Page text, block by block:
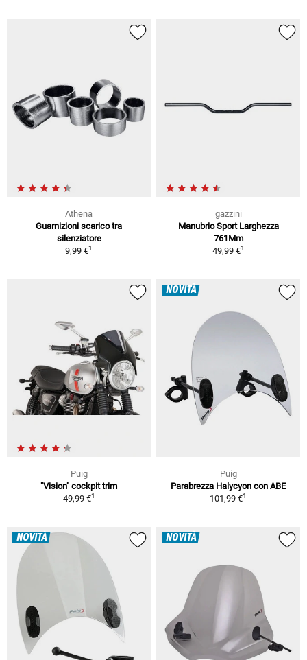
Athena
Guarnizioni scarico tra
silenziatore
9,99 €1
gazzini
Manubrio Sport Larghezza
761Mm
49,99 €1
Puig
"Vision" cockpit trim
49,99 €1
NOVITÀ
Puig
Parabrezza Halycyon con ABE
101,99 €1
NOVITÀ NOVITÀ